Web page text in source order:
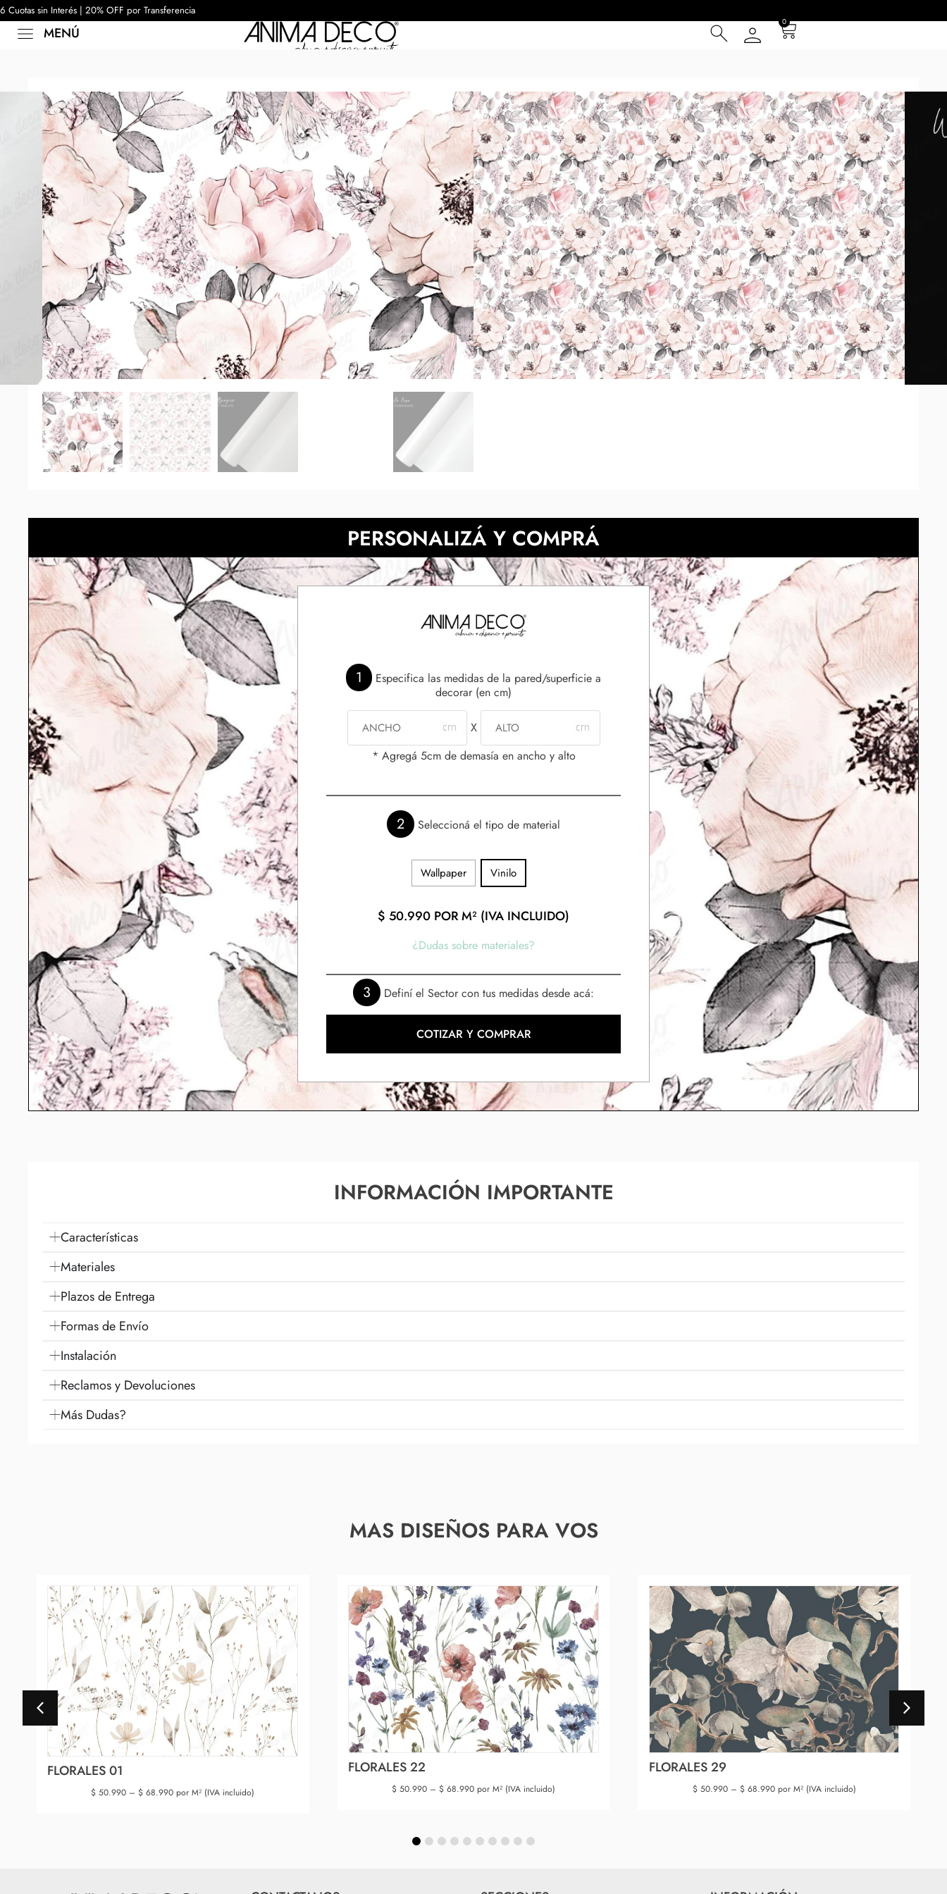
6 Cuotas sin Interés | 20% OFF por Transferencia
MENÚ
0
Inicio/Empapelados/FLORALES/ Florales 16
FLORALES 16
$50.990–$68.990POR M² (IVA INCLUIDO)
6 Cuotas sin Interés con Tarjeta de Crédito
20% OFF por Transferencia
15 días hábiles Plazo de Entrega **
Incluye instrucciones de instalación
*Las imágenes son ilustrativas: el patrón se repite cada 1m y se presentan en paños de 1 m
de ancho por el alto de tu pared (por ej. la foto 2 simula una pared de 4.5x3m). Los
tonos digitales respecto de los impresos pueden diferir según la calibración de cada
pantalla. Presupuesta tu pared con el cotizador eligiendo el material.
NECESITAS MÀS INFORMACIÓN?
PERSONALIZÁ Y COMPRÁ
1
Especifica las medidas de la pared/superficie a
decorar (en cm)
X
* Agregá 5cm de demasía en ancho y alto
2 Seleccioná el tipo de material
Wallpaper Vinilo
$ 50.990 POR M² (IVA INCLUIDO)
¿Dudas sobre materiales?
3 Definí el Sector con tus medidas desde acá:
COTIZAR Y COMPRAR
INFORMACIÓN IMPORTANTE
Características
Materiales
Plazos de Entrega
Formas de Envío
Instalación
Reclamos y Devoluciones
Más Dudas?
MAS DISEÑOS PARA VOS
FLORALES 01
$ 50.990 – $ 68.990 por M² (IVA incluido)
FLORALES 22
$50.990 – $68.990por M² (IVA incluido)
FLORALES 29
$50.990 – $68.990por M² (IVA incluido)